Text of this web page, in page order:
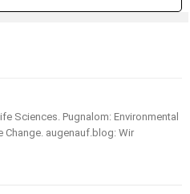
Sciences. Pugnalom: Environmental
Change. augenauf.blog: Wir